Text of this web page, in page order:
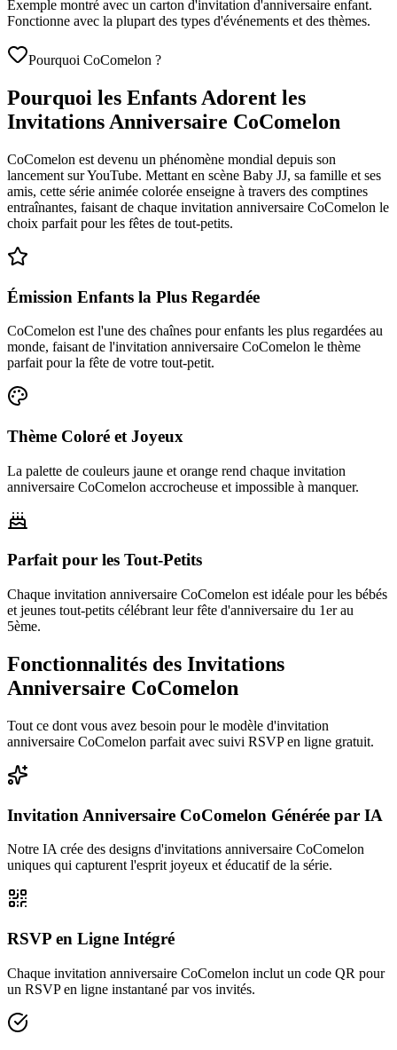
Exemple montré avec un carton d'invitation d'anniversaire enfant.
Fonctionne avec la plupart des types d'événements et des thèmes.
Pourquoi CoComelon ?
Pourquoi les Enfants Adorent les
Invitations Anniversaire CoComelon
CoComelon est devenu un phénomène mondial depuis son
lancement sur YouTube. Mettant en scène Baby JJ, sa famille et ses
amis, cette série animée colorée enseigne à travers des comptines
entraînantes, faisant de chaque invitation anniversaire CoComelon le
choix parfait pour les fêtes de tout-petits.
Émission Enfants la Plus Regardée
CoComelon est l'une des chaînes pour enfants les plus regardées au
monde, faisant de l'invitation anniversaire CoComelon le thème
parfait pour la fête de votre tout-petit.
Thème Coloré et Joyeux
La palette de couleurs jaune et orange rend chaque invitation
anniversaire CoComelon accrocheuse et impossible à manquer.
Parfait pour les Tout-Petits
Chaque invitation anniversaire CoComelon est idéale pour les bébés
et jeunes tout-petits célébrant leur fête d'anniversaire du 1er au
5ème.
Fonctionnalités des Invitations
Anniversaire CoComelon
Tout ce dont vous avez besoin pour le modèle d'invitation
anniversaire CoComelon parfait avec suivi RSVP en ligne gratuit.
Invitation Anniversaire CoComelon Générée par IA
Notre IA crée des designs d'invitations anniversaire CoComelon
uniques qui capturent l'esprit joyeux et éducatif de la série.
RSVP en Ligne Intégré
Chaque invitation anniversaire CoComelon inclut un code QR pour
un RSVP en ligne instantané par vos invités.